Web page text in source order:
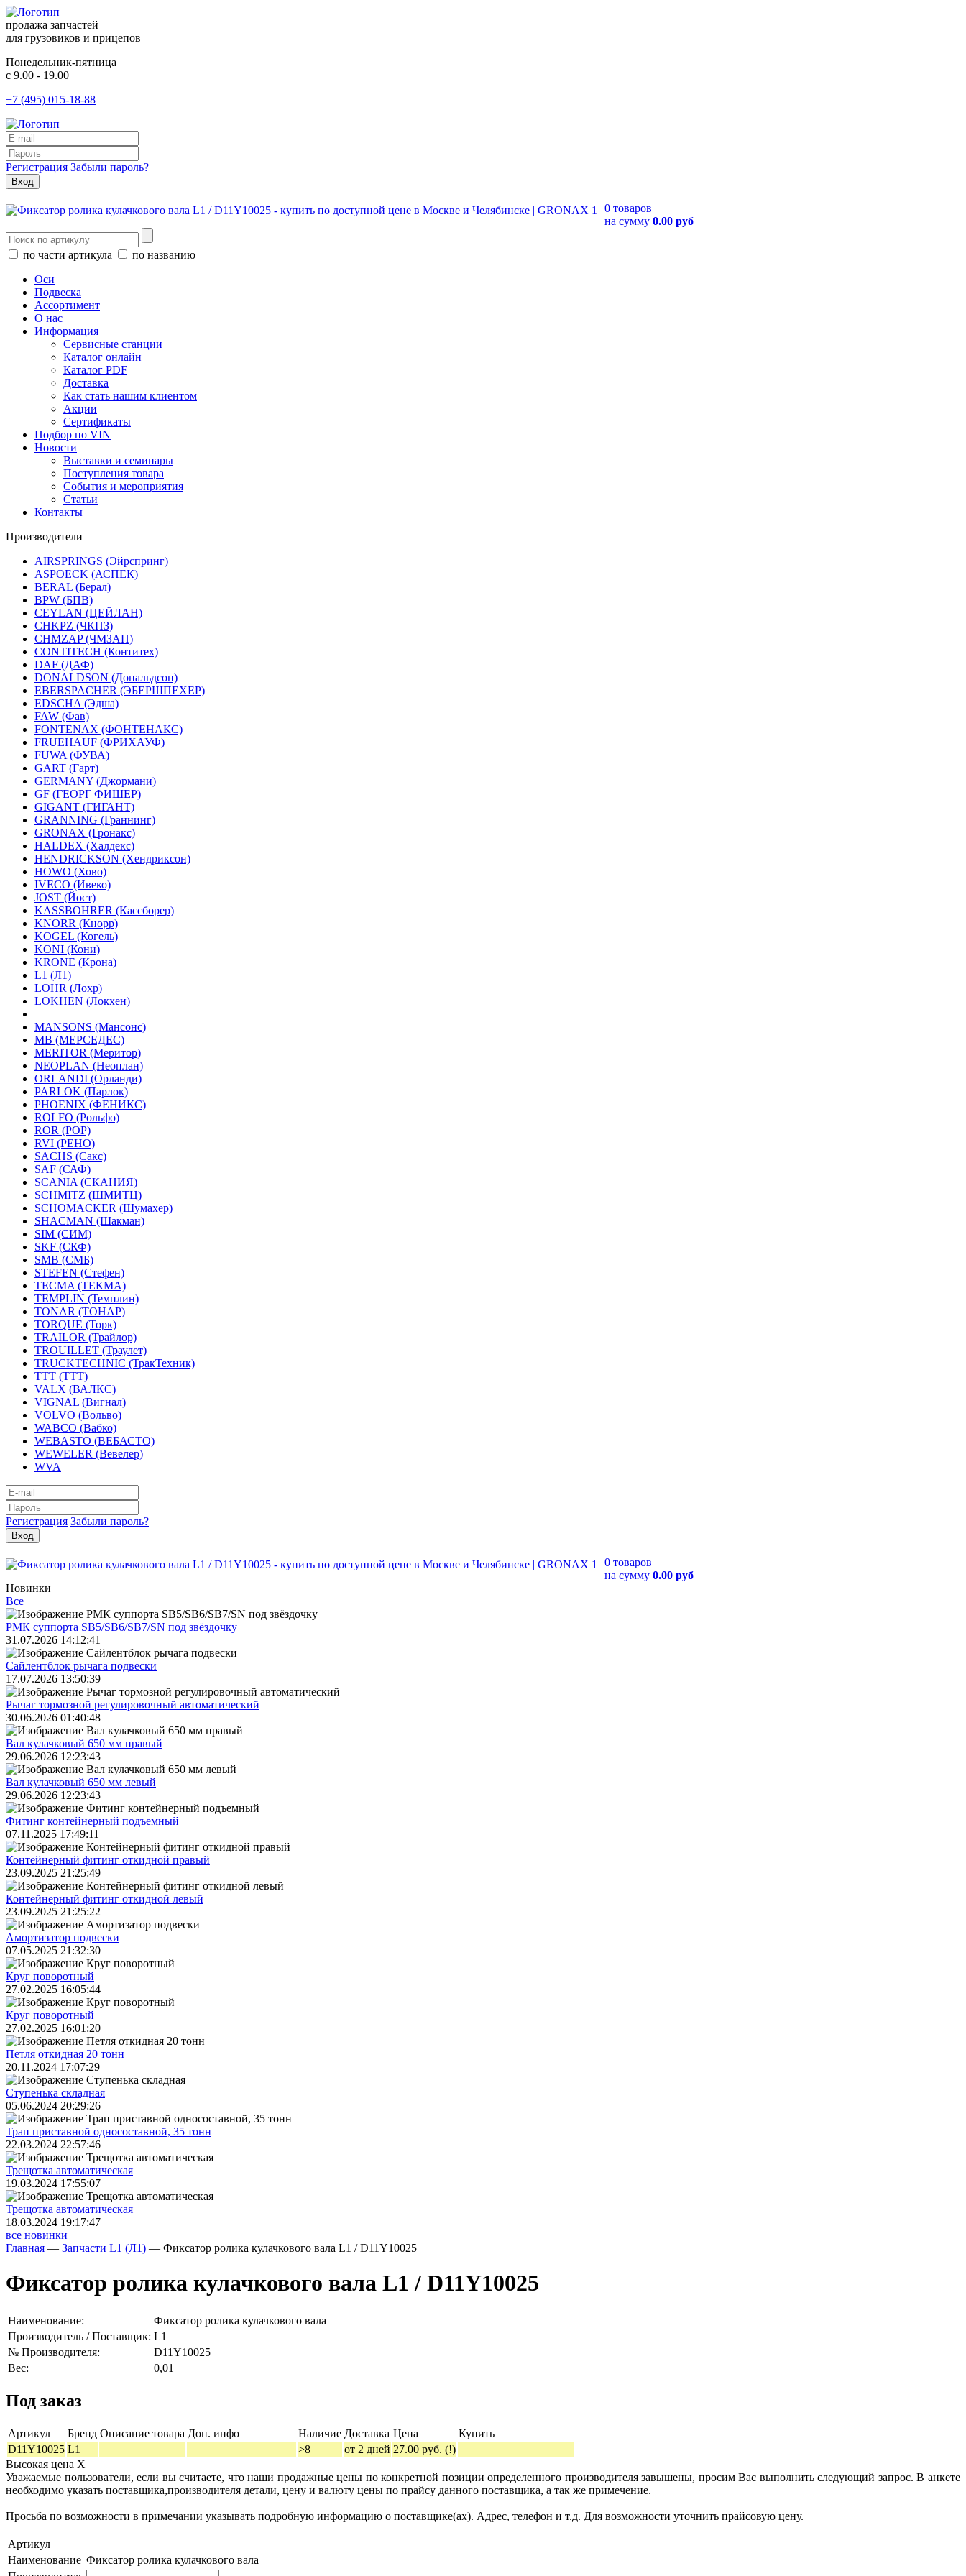
продажа запчастей
для грузовиков и прицепов
Понедельник-пятница
с 9.00 - 19.00
+7 (495) 015-18-88
Регистрация Забыли пароль?
0 товаров
на сумму 0.00 руб
по части артикула
по названию
Оси
Подвеска
Ассортимент
О нас
Информация
Сервисные станции
Каталог онлайн
Каталог PDF
Доставка
Как стать нашим клиентом
Акции
Сертификаты
Подбор по VIN
Новости
Выставки и семинары
Поступления товара
События и мероприятия
Статьи
Контакты
Производители
AIRSPRINGS (Эйрспринг)
ASPOECK (АСПЕК)
BERAL (Берал)
BPW (БПВ)
CEYLAN (ЦЕЙЛАН)
CHKPZ (ЧКПЗ)
CHMZAP (ЧМЗАП)
CONTITECH (Контитех)
DAF (ДАФ)
DONALDSON (Дональдсон)
EBERSPACHER (ЭБЕРШПЕХЕР)
EDSCHA (Эдша)
FAW (Фав)
FONTENAX (ФОНТЕНАКС)
FRUEHAUF (ФРИХАУФ)
FUWA (ФУВА)
GART (Гарт)
GERMANY (Джормани)
GF (ГЕОРГ ФИШЕР)
GIGANT (ГИГАНТ)
GRANNING (Граннинг)
GRONAX (Гронакс)
HALDEX (Халдекс)
HENDRICKSON (Хендриксон)
HOWO (Хово)
IVECO (Ивеко)
JOST (Йост)
KASSBOHRER (Касcборер)
KNORR (Кнорр)
KOGEL (Когель)
KONI (Кони)
KRONE (Крона)
L1 (Л1)
LOHR (Лохр)
LOKHEN (Локхен)
MANSONS (Мансонс)
MB (МЕРСЕДЕС)
MERITOR (Меритор)
NEOPLAN (Неоплан)
ORLANDI (Орланди)
PARLOK (Парлок)
PHOENIX (ФЕНИКС)
ROLFO (Рольфо)
ROR (РОР)
RVI (РЕНО)
SACHS (Сакс)
SAF (САФ)
SCANIA (СКАНИЯ)
SCHMITZ (ШМИТЦ)
SCHOMACKER (Шумахер)
SHACMAN (Шакман)
SIM (СИМ)
SKF (СКФ)
SMB (СМБ)
STEFEN (Стефен)
TECMA (ТЕКМА)
TEMPLIN (Темплин)
TONAR (ТОНАР)
TORQUE (Торк)
TRAILOR (Трайлор)
TROUILLET (Траулет)
TRUCKTECHNIC (ТракТехник)
TTT (ТТТ)
VALX (ВАЛКС)
VIGNAL (Вигнал)
VOLVO (Вольво)
WABCO (Вабко)
WEBASTO (ВЕБАСТО)
WEWELER (Вевелер)
WVA
Регистрация Забыли пароль?
0 товаров
на сумму 0.00 руб
Новинки
Все
РМК суппорта SB5/SB6/SB7/SN под звёздочку
31.07.2026 14:12:41
Сайлентблок рычага подвески
17.07.2026 13:50:39
Рычаг тормозной регулировочный автоматический
30.06.2026 01:40:48
Вал кулачковый 650 мм правый
29.06.2026 12:23:43
Вал кулачковый 650 мм левый
29.06.2026 12:23:43
Фитинг контейнерный подъемный
07.11.2025 17:49:11
Контейнерный фитинг откидной правый
23.09.2025 21:25:49
Контейнерный фитинг откидной левый
23.09.2025 21:25:22
Амортизатор подвески
07.05.2025 21:32:30
Круг поворотный
27.02.2025 16:05:44
Круг поворотный
27.02.2025 16:01:20
Петля откидная 20 тонн
20.11.2024 17:07:29
Ступенька складная
05.06.2024 20:29:26
Трап приставной односоставной, 35 тонн
22.03.2024 22:57:46
Трещoтка автоматическая
19.03.2024 17:55:07
Трещoтка автоматическая
18.03.2024 19:17:47
все новинки
Главная — Запчасти L1 (Л1) — Фиксатор ролика кулачкового вала L1 / D11Y10025
Фиксатор ролика кулачкового вала L1 / D11Y10025
Наименование:
Фиксатор ролика кулачкового вала
Производитель / Поставщик: L1
№ Производителя:
D11Y10025
Вес:
0,01
Под заказ
Артикул Бренд Описание товара Доп. инфо Наличие Доставка Цена
Купить
D11Y10025 L1 >8 от 2 дней 27.00 руб. (!)
Высокая цена X
Уважаемые пользователи, если вы считаете, что наши продажные цены по конкретной позиции определенного производителя завышены, просим Вас выполнить следующий запрос. В анкете
необходимо указать поставщика,производителя детали, цену и валюту цены по прайсу данного поставщика, а так же примечение.
Просьба по возможности в примечании указывать подробную информацию о поставщике(ах). Адрес, телефон и т.д. Для возможности уточнить прайсовую цену.
Артикул
Наименование Фиксатор ролика кулачкового вала